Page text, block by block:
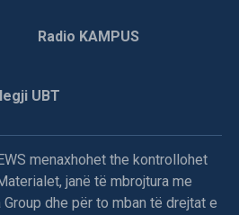
Radio KAMPUS
UBT
menaxhohet the kontrollohet
janë të mbrojtura me
dhe për to mban të drejtat e